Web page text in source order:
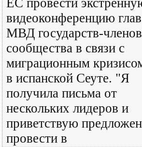
ЕС провести
видеоконференцию глав
МВД государств-членов
сообщества в связи с
миграционным
в испанской Сеуте. "Я
получила письма от
нескольких лидеров и
приветствую
провести в